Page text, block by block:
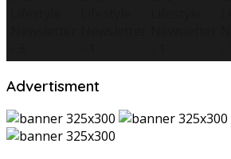
Advertisment